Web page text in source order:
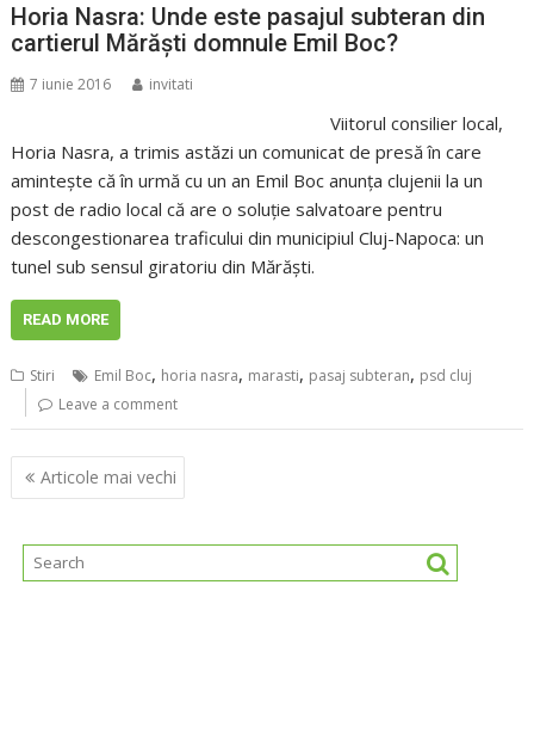
Horia Nasra: Unde este pasajul subteran din
cartierul Mărăști domnule Emil Boc?
7 iunie 2016 invitati
Viitorul consilier local,
Horia Nasra, a trimis astăzi un comunicat de presă în care
amintește că în urmă cu un an Emil Boc anunța clujenii la un
post de radio local că are o soluție salvatoare pentru
descongestionarea traficului din municipiul Cluj-Napoca: un
tunel sub sensul giratoriu din Mărăşti.
READ MORE
Stiri Emil Boc, horia nasra, marasti, pasaj subteran, psd cluj
Leave a comment
Navigare
în
Articole mai vechi